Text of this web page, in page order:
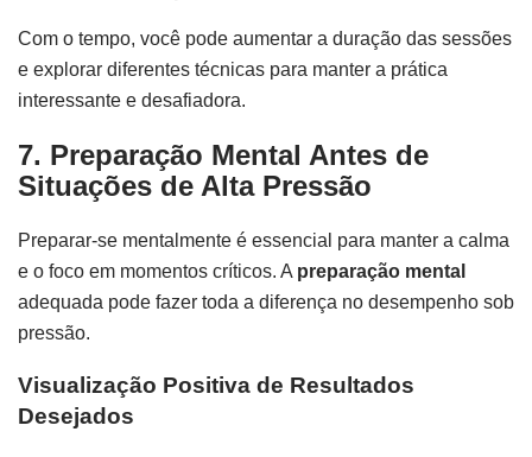
Com o tempo, você pode aumentar a duração das sessões
e explorar diferentes técnicas para manter a prática
interessante e desafiadora.
7. Preparação Mental Antes de
Situações de Alta Pressão
Preparar-se mentalmente é essencial para manter a calma
e o foco em momentos críticos. A preparação mental
adequada pode fazer toda a diferença no desempenho sob
pressão.
Visualização Positiva de Resultados
Desejados